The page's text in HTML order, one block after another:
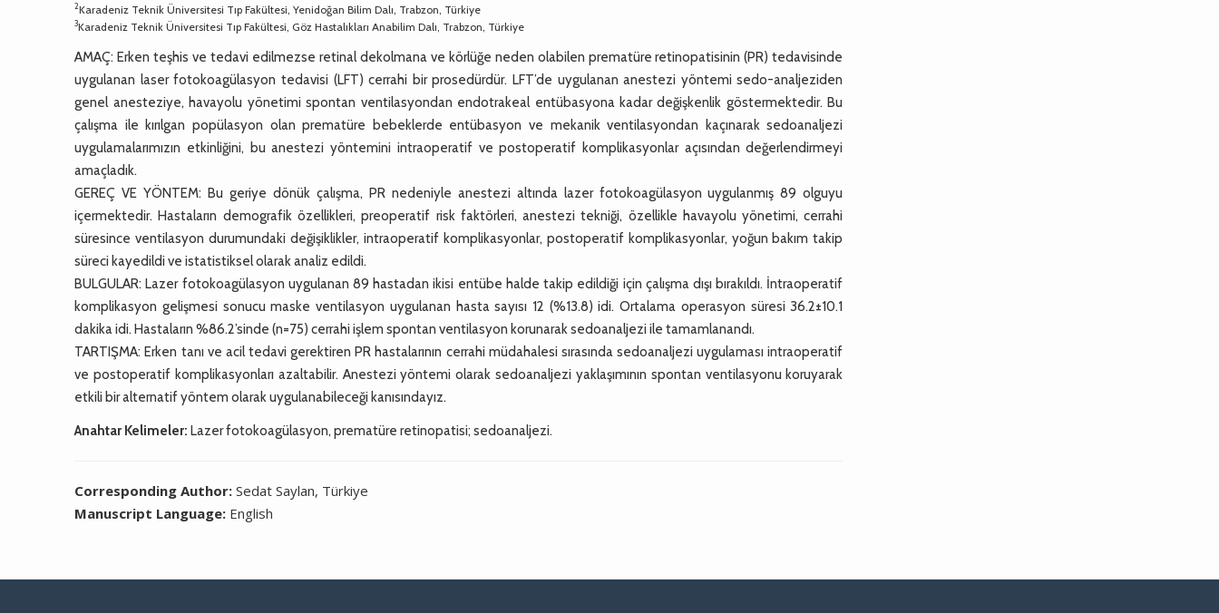
2Karadeniz Teknik Üniversitesi Tıp Fakültesi, Yenidoğan Bilim Dalı, Trabzon, Türkiye
3Karadeniz Teknik Üniversitesi Tıp Fakültesi, Göz Hastalıkları Anabilim Dalı, Trabzon, Türkiye
AMAÇ: Erken teşhis ve tedavi edilmezse retinal dekolmana ve körlüğe neden olabilen prematüre retinopatisinin (PR) tedavisinde
uygulanan laser fotokoagülasyon tedavisi (LFT) cerrahi bir prosedürdür. LFT’de uygulanan anestezi yöntemi sedo-analjeziden
genel anesteziye, havayolu yönetimi spontan ventilasyondan endotrakeal entübasyona kadar değişkenlik göstermektedir. Bu
çalışma ile kırılgan popülasyon olan prematüre bebeklerde entübasyon ve mekanik ventilasyondan kaçınarak sedoanaljezi
uygulamalarımızın etkinliğini, bu anestezi yöntemini intraoperatif ve postoperatif komplikasyonlar açısından değerlendirmeyi
amaçladık.
GEREÇ VE YÖNTEM: Bu geriye dönük çalışma, PR nedeniyle anestezi altında lazer fotokoagülasyon uygulanmış 89 olguyu
içermektedir. Hastaların demografik özellikleri, preoperatif risk faktörleri, anestezi tekniği, özellikle havayolu yönetimi, cerrahi
süresince ventilasyon durumundaki değişiklikler, intraoperatif komplikasyonlar, postoperatif komplikasyonlar, yoğun bakım takip
süreci kayedildi ve istatistiksel olarak analiz edildi.
BULGULAR: Lazer fotokoagülasyon uygulanan 89 hastadan ikisi entübe halde takip edildiği için çalışma dışı bırakıldı. İntraoperatif
komplikasyon gelişmesi sonucu maske ventilasyon uygulanan hasta sayısı 12 (%13.8) idi. Ortalama operasyon süresi 36.2±10.1
dakika idi. Hastaların %86.2’sinde (n=75) cerrahi işlem spontan ventilasyon korunarak sedoanaljezi ile tamamlanandı.
TARTIŞMA: Erken tanı ve acil tedavi gerektiren PR hastalarının cerrahi müdahalesi sırasında sedoanaljezi uygulaması intraoperatif
ve postoperatif komplikasyonları azaltabilir. Anestezi yöntemi olarak sedoanaljezi yaklaşımının spontan ventilasyonu koruyarak
etkili bir alternatif yöntem olarak uygulanabileceği kanısındayız.
Anahtar Kelimeler: Lazer fotokoagülasyon, prematüre retinopatisi; sedoanaljezi.
Corresponding Author:Sedat Saylan, Türkiye
Manuscript Language: English